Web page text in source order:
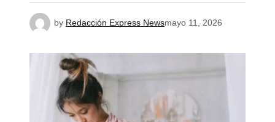
by Redacción Express Newsmayo 11, 2026